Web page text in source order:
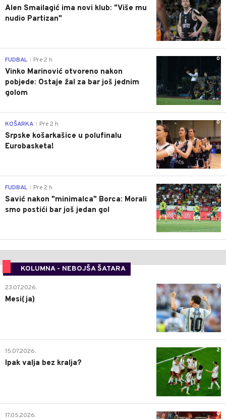
Alen Smailagić ima novi klub: "Više mu
nudio Partizan"
0
FUDBAL Pre 2 h
Vinko Marinović otvoreno nakon
pobjede: Ostaje žal za bar još jednim
golom
0
KOŠARKA Pre 2 h
Srpske košarkašice u polufinalu
Eurobasketa!
0
FUDBAL Pre 2 h
Savić nakon "minimalca" Borca: Morali
smo postići bar još jedan gol
KOLUMNA - NEBOJŠA ŠATARA
0
23.07.2026.
Mesi(ja)
2
15.07.2026.
Ipak valja bez kralja?
0
17.05.2026.